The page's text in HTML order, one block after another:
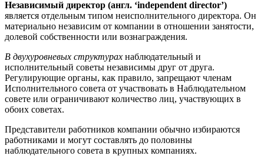
Независимый директор (англ. ‘independent director’)
является отдельным типом неисполнительного директора. Он
материально независим от компании в отношении занятости,
долевой собственности или вознаграждения.
В двухуровневых структурах наблюдательный и
исполнительный советы независимы друг от друга.
Регулирующие органы, как правило, запрещают членам
Исполнительного совета от участвовать в Наблюдательном
совете или ограничивают количество лиц, участвующих в
обоих советах.
Представители работников компании обычно избираются
работниками и могут составлять до половины
наблюдательного совета в крупных компаниях.